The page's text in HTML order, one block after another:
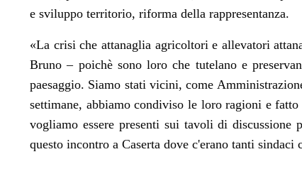
e sviluppo territorio, riforma della rappresentanza.
«La crisi che attanaglia agricoltori e allevatori
Bruno – poichè sono loro che tutelano e
paesaggio. Siamo stati vicini, come
settimane, abbiamo condiviso le loro ragioni e
vogliamo essere presenti sui tavoli di
questo incontro a Caserta dove c'erano tanti